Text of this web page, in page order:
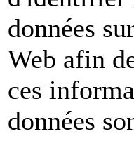
données
Web afin
ces
données